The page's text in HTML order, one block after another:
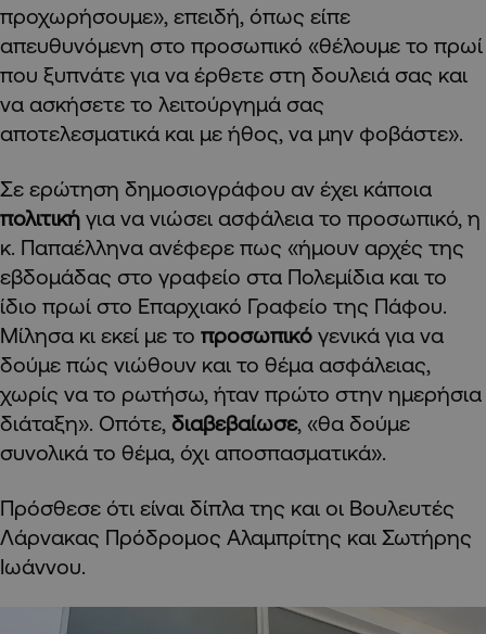
προχωρήσουμε», επειδή, όπως είπε
απευθυνόμενη στο προσωπικό «θέλουμε το πρωί
που ξυπνάτε για να έρθετε στη δουλειά σας και
να ασκήσετε το λειτούργημά σας
αποτελεσματικά και με ήθος, να μην φοβάστε».
Σε ερώτηση δημοσιογράφου αν έχει κάποια
πολιτική για να νιώσει ασφάλεια το προσωπικό, η
κ. Παπαέλληνα ανέφερε πως «ήμουν αρχές της
εβδομάδας στο γραφείο στα Πολεμίδια και το
ίδιο πρωί στο Επαρχιακό Γραφείο της Πάφου.
Μίλησα κι εκεί με το προσωπικό γενικά για να
δούμε πώς νιώθουν και το θέμα ασφάλειας,
χωρίς να το ρωτήσω, ήταν πρώτο στην ημερήσια
διάταξη». Οπότε, διαβεβαίωσε, «θα δούμε
συνολικά το θέμα, όχι αποσπασματικά».
Πρόσθεσε ότι είναι δίπλα της και οι Βουλευτές
Λάρνακας Πρόδρομος Αλαμπρίτης και Σωτήρης
Ιωάννου.